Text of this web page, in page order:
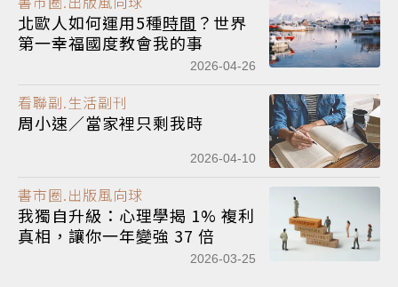
北歐人如何運用5種時間 ？世界
第一幸福國度教會我的事
2026-04-26
看聯副.生活副刊
周小速／當家裡只剩我時
2026-04-10
書市圈.出版風向球
我獨自升級：心理學揭 1% 複利
真相，讓你一年變強 37 倍
2026-03-25